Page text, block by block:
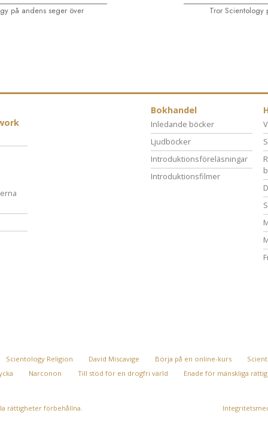
på andens seger över Tror Scientology
Bokhandel
Inledande böcker
Ljudböcker
Introduktionsföreläsningar
Introduktionsfilmer
Scientology Religion David Miscavige Börja på en online-kurs
Narconon Till stöd för en drogfri värld Enade för mänskliga
rättigheter förbehållna.